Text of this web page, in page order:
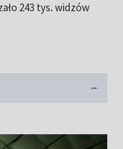
243 tys. widzów